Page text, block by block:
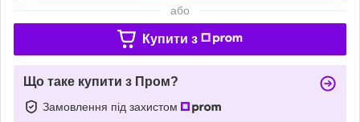
або
Купити з
Що таке купити з Пром?
Замовлення під захистом